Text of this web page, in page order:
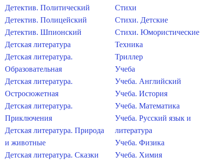
Детектив. Политический
Детектив. Полицейский
Детектив. Шпионский
Детская литература
Детская литература.
Образовательная
Детская литература.
Остросюжетная
Детская литература.
Приключения
Детская литература. Природа
и животные
Детская литература. Сказки
Стихи
Стихи. Детские
Стихи. Юмористические
Техника
Триллер
Учеба
Учеба. Английский
Учеба. История
Учеба. Математика
Учеба. Русский язык и
литература
Учеба. Физика
Учеба. Химия